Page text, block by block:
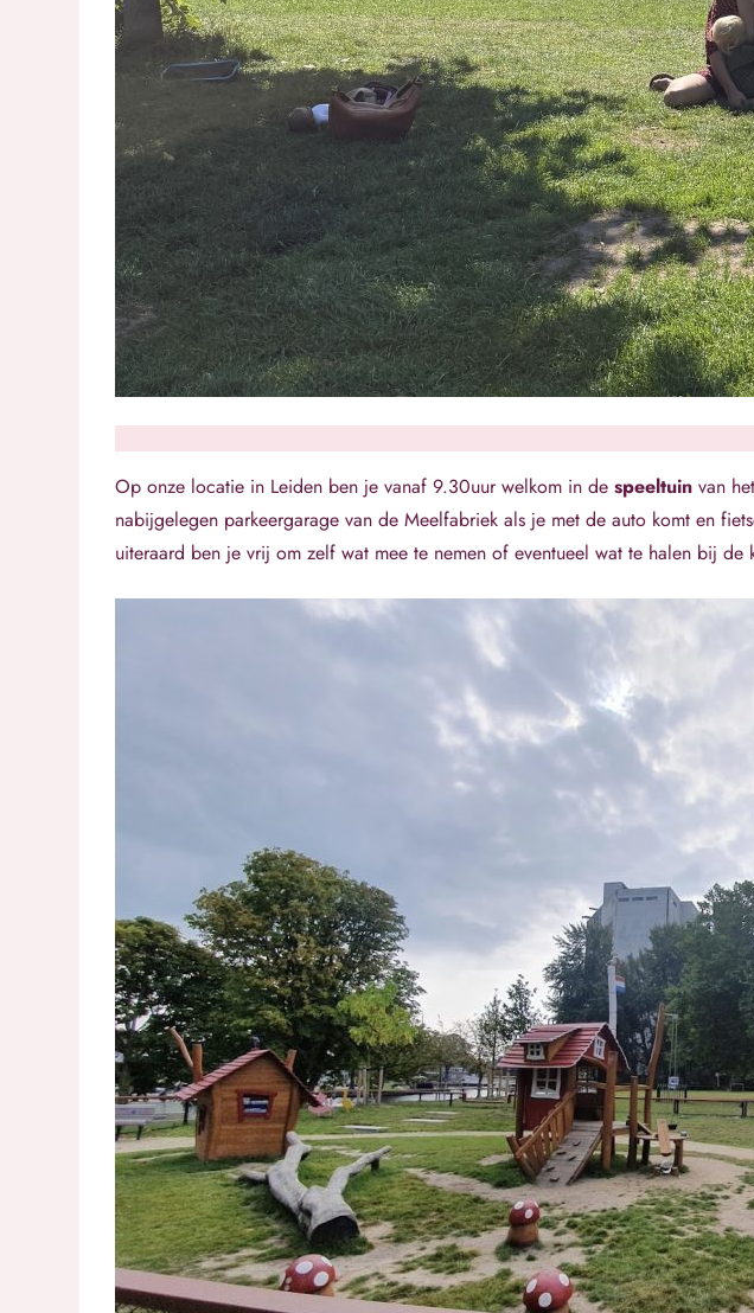
Op onze locatie in Leiden ben je vanaf 9.30uur welkom in despeeltuin van
nabijgelegen parkeergarage van de Meelfabriek als je met de auto komt en
uiteraard ben je vrij om zelf wat mee te nemen of eventueel wat te halen bij